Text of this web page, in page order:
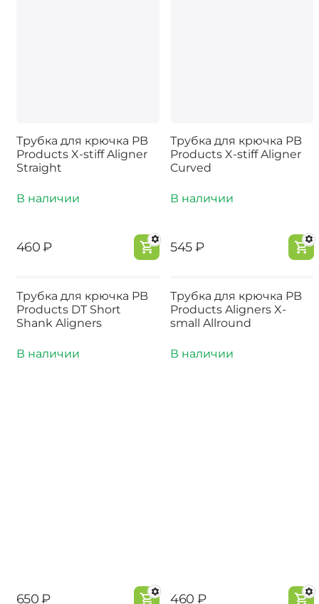
Трубка для крючка PB
Products X-stiff Aligner
Straight
В наличии
‍460‍ ₽
Трубка для крючка PB
Products X-stiff Aligner
Curved
В наличии
‍545‍₽
Трубка для крючка PB
Products DT Short
Shank Aligners
В наличии
‍650‍ ₽
Трубка для крючка PB
Products Aligners X-
small Allround
В наличии
‍460‍ ₽